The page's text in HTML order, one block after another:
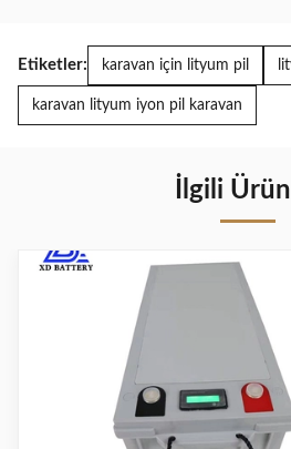
Etiketler: karavan için lityum pil
karavan lityum iyon pil karavan
İlgili